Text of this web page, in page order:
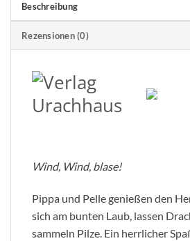
Beschreibung
Rezensionen (0)
Wind, Wind, blase!
Pippa und Pelle genießen den
sich am bunten Laub, lassen
sammeln Pilze. Ein herrlicher